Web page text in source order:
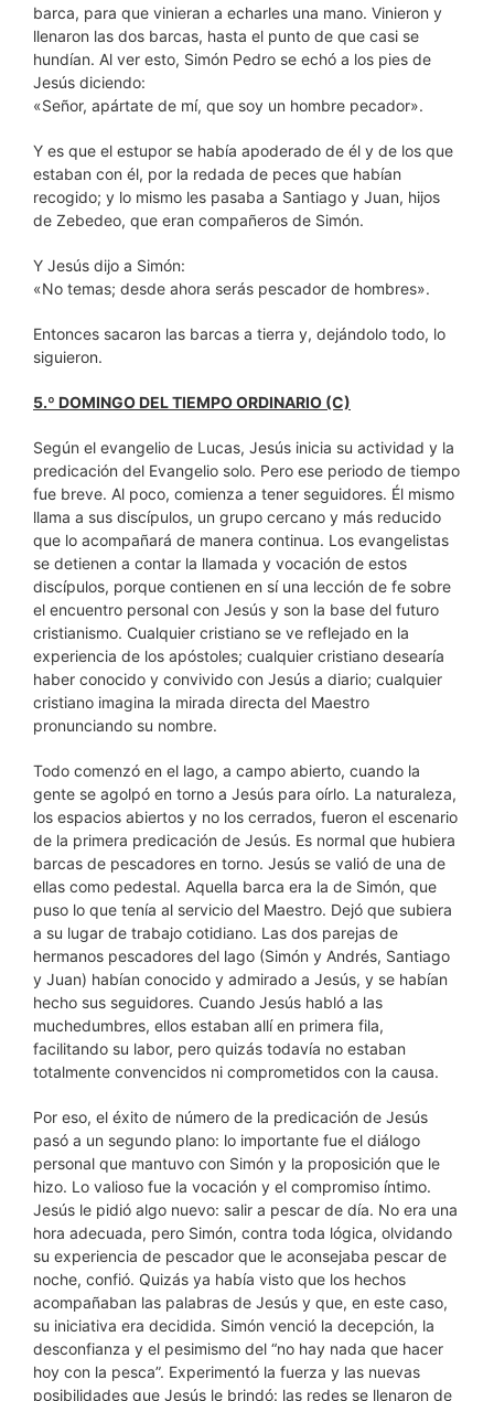
barca, para que vinieran a echarles una mano. Vinieron y
llenaron las dos barcas, hasta el punto de que casi se
hundían. Al ver esto, Simón Pedro se echó a los pies de
Jesús diciendo:
«Señor, apártate de mí, que soy un hombre pecador».
Y es que el estupor se había apoderado de él y de los que
estaban con él, por la redada de peces que habían
recogido; y lo mismo les pasaba a Santiago y Juan, hijos
de Zebedeo, que eran compañeros de Simón.
Y Jesús dijo a Simón:
«No temas; desde ahora serás pescador de hombres».
Entonces sacaron las barcas a tierra y, dejándolo todo, lo
siguieron.
5.º DOMINGO DEL TIEMPO ORDINARIO (C)
Según el evangelio de Lucas, Jesús inicia su actividad y la
predicación del Evangelio solo. Pero ese periodo de tiempo
fue breve. Al poco, comienza a tener seguidores. Él mismo
llama a sus discípulos, un grupo cercano y más reducido
que lo acompañará de manera continua. Los evangelistas
se detienen a contar la llamada y vocación de estos
discípulos, porque contienen en sí una lección de fe sobre
el encuentro personal con Jesús y son la base del futuro
cristianismo. Cualquier cristiano se ve reflejado en la
experiencia de los apóstoles; cualquier cristiano desearía
haber conocido y convivido con Jesús a diario; cualquier
cristiano imagina la mirada directa del Maestro
pronunciando su nombre.
Todo comenzó en el lago, a campo abierto, cuando la
gente se agolpó en torno a Jesús para oírlo. La naturaleza,
los espacios abiertos y no los cerrados, fueron el escenario
de la primera predicación de Jesús. Es normal que hubiera
barcas de pescadores en torno. Jesús se valió de una de
ellas como pedestal. Aquella barca era la de Simón, que
puso lo que tenía al servicio del Maestro. Dejó que subiera
a su lugar de trabajo cotidiano. Las dos parejas de
hermanos pescadores del lago (Simón y Andrés, Santiago
y Juan) habían conocido y admirado a Jesús, y se habían
hecho sus seguidores. Cuando Jesús habló a las
muchedumbres, ellos estaban allí en primera fila,
facilitando su labor, pero quizás todavía no estaban
totalmente convencidos ni comprometidos con la causa.
Por eso, el éxito de número de la predicación de Jesús
pasó a un segundo plano: lo importante fue el diálogo
personal que mantuvo con Simón y la proposición que le
hizo. Lo valioso fue la vocación y el compromiso íntimo.
Jesús le pidió algo nuevo: salir a pescar de día. No era una
hora adecuada, pero Simón, contra toda lógica, olvidando
su experiencia de pescador que le aconsejaba pescar de
noche, confió. Quizás ya había visto que los hechos
acompañaban las palabras de Jesús y que, en este caso,
su iniciativa era decidida. Simón venció la decepción, la
desconfianza y el pesimismo del “no hay nada que hacer
hoy con la pesca”. Experimentó la fuerza y las nuevas
posibilidades que Jesús le brindó: las redes se llenaron de